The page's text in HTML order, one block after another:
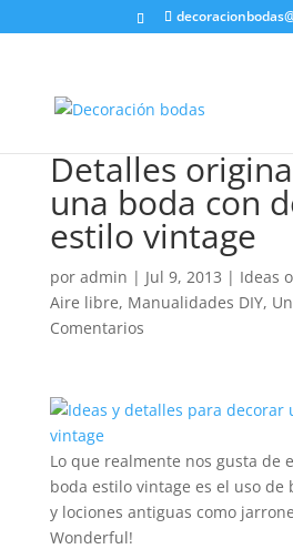
Detalles
una boda con
estilo vintage
por admin | Jul 9, 2013 | Ideas
Aire libre, Manualidades DIY,
Comentarios
Lo que realmente nos gusta de
boda estilo vintage es el uso
y lociones antiguas como
Wonderful!